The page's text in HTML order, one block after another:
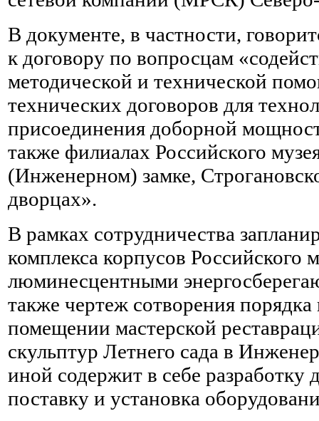
В документе, в частности,
к договору по вопросцам
методической и технической
технических договоров для
присоединения доборной
также филиалах Российского
(Инженерном) замке,
дворцах».
В рамках сотрудничества
комплекса корпусов Российского
люминесцентными
также чертеж сотворения
помещении мастерской
скульптур Летнего сада в
иной содержит в себе разработку
поставку и установка